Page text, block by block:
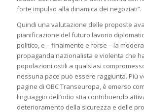
forte impulso alla dinamica dei negoziati”.
Quindi una valutazione delle proposte
pianificazione del futuro lavorio
politico, e – finalmente e forse – la
propaganda nazionalista e violenta che
popolazioni ostili a qualsiasi
nessuna pace può essere raggiunta. Più
pagine di OBC Transeuropa, è emerso
linguaggio dell’odio stia contribuendo
deterioramento della sicurezza e delle